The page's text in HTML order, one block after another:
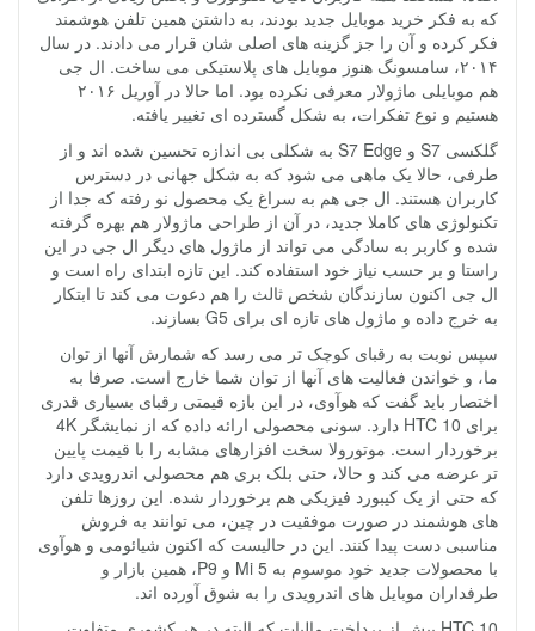
که به فکر خرید موبایل جدید بودند، به داشتن همین تلفن هوشمند
فکر کرده و آن را جز گزینه های اصلی شان قرار می دادند. در سال
۲۰۱۴، سامسونگ هنوز موبایل های پلاستیکی می ساخت. ال جی
هم موبایلی ماژولار معرفی نکرده بود. اما حالا در آوریل ۲۰۱۶
هستیم و نوع تفکرات، به شکل گسترده ای تغییر یافته.
گلکسی S7 و S7 Edge به شکلی بی اندازه تحسین شده اند و از
طرفی، حالا یک ماهی می شود که به شکل جهانی در دسترس
کاربران هستند. ال جی هم به سراغ یک محصول نو رفته که جدا از
تکنولوژی های کاملا جدید، در آن از طراحی ماژولار هم بهره گرفته
شده و کاربر به سادگی می تواند از ماژول های دیگر ال جی در این
راستا و بر حسب نیاز خود استفاده کند. این تازه ابتدای راه است و
ال جی اکنون سازندگان شخص ثالث را هم دعوت می کند تا ابتکار
به خرج داده و ماژول های تازه ای برای G5 بسازند.
سپس نوبت به رقبای کوچک تر می رسد که شمارش آنها از توان
ما، و خواندن فعالیت های آنها از توان شما خارج است. صرفا به
اختصار باید گفت که هوآوی، در این بازه قیمتی رقبای بسیاری قدری
برای HTC 10 دارد. سونی محصولی ارائه داده که از نمایشگر 4K
برخوردار است. موتورولا سخت افزارهای مشابه را با قیمت پایین
تر عرضه می کند و حالا، حتی بلک بری هم محصولی اندرویدی دارد
که حتی از یک کیبورد فیزیکی هم برخوردار شده. این روزها تلفن
های هوشمند در صورت موفقیت در چین، می توانند به فروش
مناسبی دست پیدا کنند. این در حالیست که اکنون شیائومی و هوآوی
با محصولات جدید خود موسوم به Mi 5 و P9، همین بازار و
طرفداران موبایل های اندرویدی را به شوق آورده اند.